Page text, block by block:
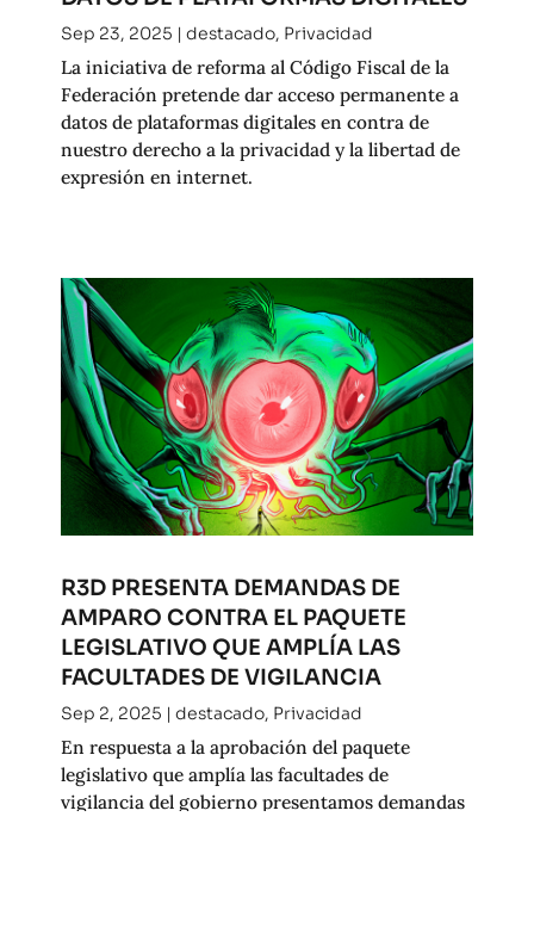
Sep 23, 2025 | destacado, Privacidad
La iniciativa de reforma al Código Fiscal de la
Federación pretende dar acceso permanente a
datos de plataformas digitales en contra de
nuestro derecho a la privacidad y la libertad de
expresión en internet.
R3D PRESENTA DEMANDAS DE
AMPARO CONTRA EL PAQUETE
LEGISLATIVO QUE AMPLÍA LAS
FACULTADES DE VIGILANCIA
Sep 2, 2025 | destacado, Privacidad
En respuesta a la aprobación del paquete
legislativo que amplía las facultades de
vigilancia del gobierno presentamos demandas